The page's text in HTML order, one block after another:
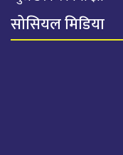
सोसियल मिडिया